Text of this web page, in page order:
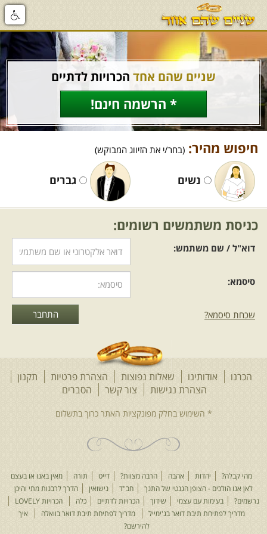
שניים שהם אחד הכרויות לדתיים
* הרשמה חינם!
חיפוש מהיר: (בחר/י את הזיווג המבוקש)
נשים גברים
כניסת משתמשים רשומים:
דוא"ל / שם משתמש:
סיסמא:
שכחת סיסמא?
הכרנו אודותינו שאלות נפוצות הצהרת פרטיות
תקנון
הצהרת נגישות
צור קשר הסברים
מהי קבלה? יהדות אהבה הרבה מצוות? דייט תורה
מאין באנו או בעצם
לאן אנו הולכים - הצופן הגנטי של התנך
חב"ד נישואין
הדרך לרבנות מתי והיכן
נרשמים?
בעימות עם עצמי שידוך הכרויות לדתיים כלה
הכרויות LOVELY
מדריך לפתיחת תיבת דואר בג'ימייל
מדריך לפתיחת תיבת דואר בוואלה
איך
להירשם?